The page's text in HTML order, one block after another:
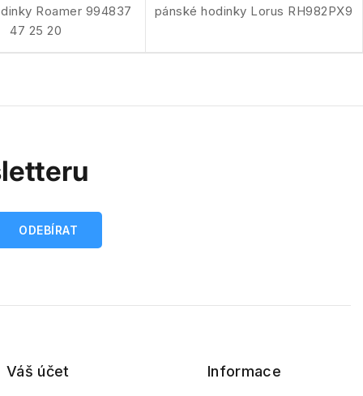
Roamer 994837
47 25 20
pánské hodinky Lorus RH982PX9
Váš účet Informace